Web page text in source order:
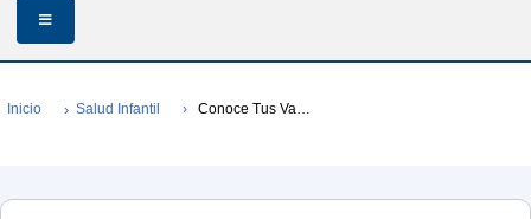
Inicio Salud Infantil Conoce Tus Vacunas